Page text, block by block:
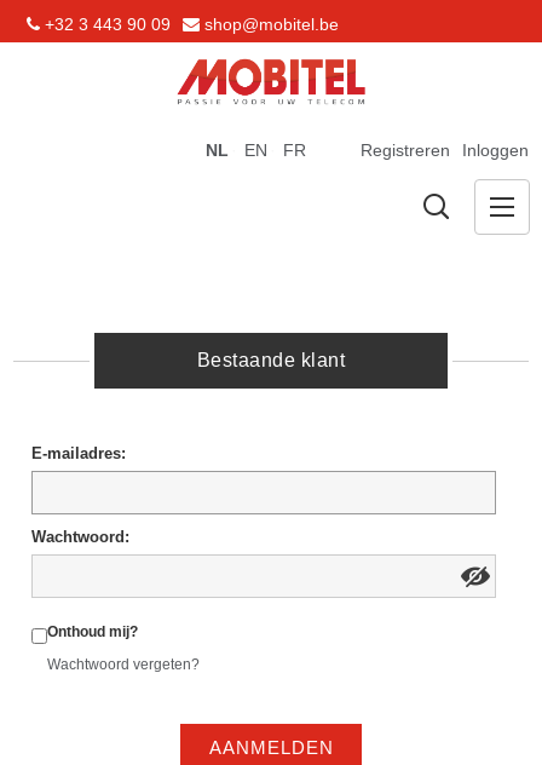
+32 3 443 90 09 shop@mobitel.be
Registreren Inloggen
NL EN FR
Bestaande klant
E-mailadres:
Wachtwoord:
Onthoud mij?
Wachtwoord vergeten?
AANMELDEN